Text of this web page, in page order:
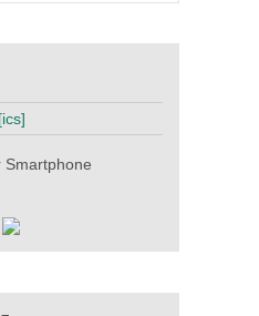
Smartphone